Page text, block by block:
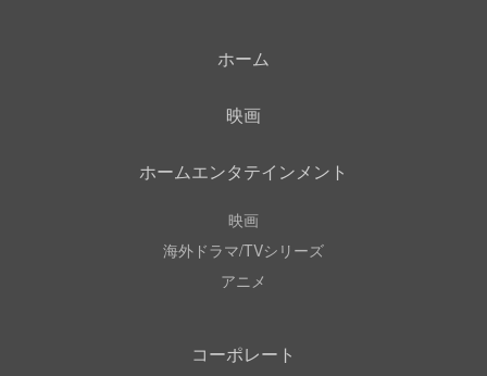
ホーム
映画
ホームエンタテインメント
映画
海外ドラマ/TVシリーズ
アニメ
コーポレート